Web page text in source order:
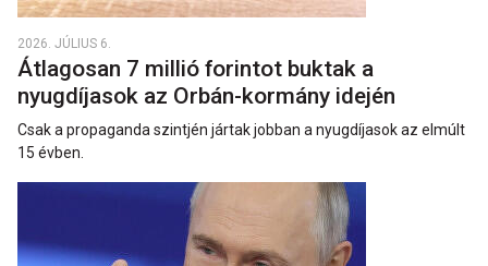
2026. JÚLIUS 6.
Átlagosan 7 millió forintot buktak a
nyugdíjasok az Orbán-kormány idején
Csak a propaganda szintjén jártak jobban a nyugdíjasok az elmúlt
15 évben.